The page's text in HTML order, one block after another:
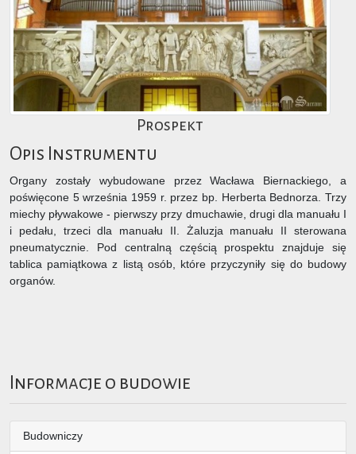
Prospekt
Opis Instrumentu
Organy zostały wybudowane przez Wacława Biernackiego, a
poświęcone 5 września 1959 r. przez bp. Herberta Bednorza. Trzy
miechy pływakowe - pierwszy przy dmuchawie, drugi dla manuału I
i pedału, trzeci dla manuału II. Żaluzja manuału II sterowana
pneumatycznie. Pod centralną częścią prospektu znajduje się
tablica pamiątkowa z listą osób, które przyczyniły się do budowy
organów.
Informacje o budowie
Budowniczy